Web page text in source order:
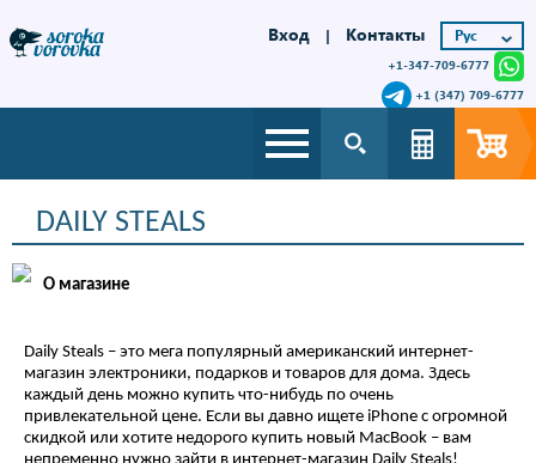
Вход | Контакты
+1-347-709-6777
+1 (347) 709-6777
DAILY STEALS
О магазине
Daily Steals – это мега популярный американский интернет-
магазин электроники, подарков и товаров для дома. Здесь
каждый день можно купить что-нибудь по очень
привлекательной цене. Если вы давно ищете iPhone с огромной
скидкой или хотите недорого купить новый MacBook – вам